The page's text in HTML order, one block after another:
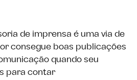
de imprensa é uma via de
consegue boas publicações
quando seu
para contar